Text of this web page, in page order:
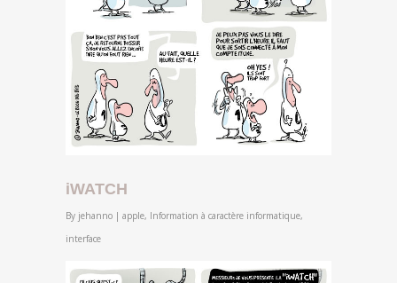
iWATCH
By jehanno | apple, Information à caractère informatique,
interface